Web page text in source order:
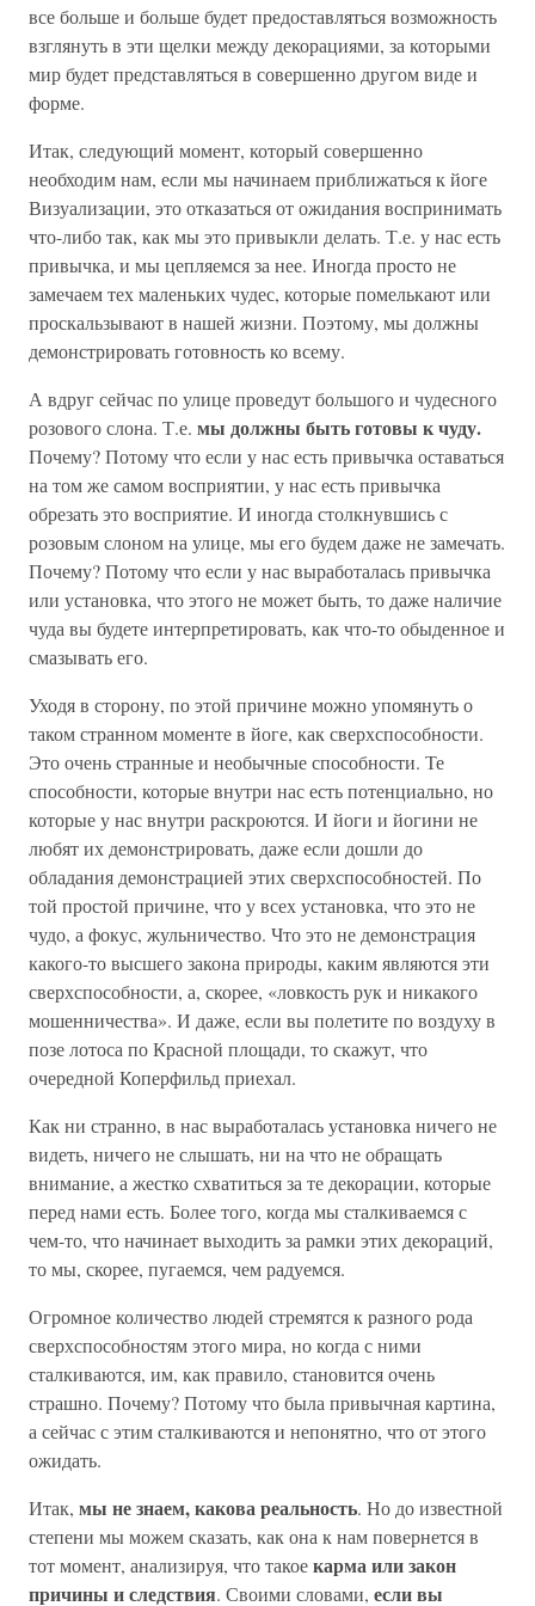
все больше и больше будет предоставляться возможность
взглянуть в эти щелки между декорациями, за которыми
мир будет представляться в совершенно другом виде и
форме.
Итак, следующий момент, который совершенно
необходим нам, если мы начинаем приближаться к йоге
Визуализации, это отказаться от ожидания воспринимать
что-либо так, как мы это привыкли делать. Т.е. у нас есть
привычка, и мы цепляемся за нее. Иногда просто не
замечаем тех маленьких чудес, которые помелькают или
проскальзывают в нашей жизни. Поэтому, мы должны
демонстрировать готовность ко всему.
А вдруг сейчас по улице проведут большого и чудесного
розового слона. Т.е. мы должны быть готовы к чуду.
Почему? Потому что если у нас есть привычка оставаться
на том же самом восприятии, у нас есть привычка
обрезать это восприятие. И иногда столкнувшись с
розовым слоном на улице, мы его будем даже не замечать.
Почему? Потому что если у нас выработалась привычка
или установка, что этого не может быть, то даже наличие
чуда вы будете интерпретировать, как что-то обыденное и
смазывать его.
Уходя в сторону, по этой причине можно упомянуть о
таком странном моменте в йоге, как сверхспособности.
Это очень странные и необычные способности. Те
способности, которые внутри нас есть потенциально, но
которые у нас внутри раскроются. И йоги и йогини не
любят их демонстрировать, даже если дошли до
обладания демонстрацией этих сверхспособностей. По
той простой причине, что у всех установка, что это не
чудо, а фокус, жульничество. Что это не демонстрация
какого-то высшего закона природы, каким являются эти
сверхспособности, а, скорее, «ловкость рук и никакого
мошенничества». И даже, если вы полетите по воздуху в
позе лотоса по Красной площади, то скажут, что
очередной Коперфильд приехал.
Как ни странно, в нас выработалась установка ничего не
видеть, ничего не слышать, ни на что не обращать
внимание, а жестко схватиться за те декорации, которые
перед нами есть. Более того, когда мы сталкиваемся с
чем-то, что начинает выходить за рамки этих декораций,
то мы, скорее, пугаемся, чем радуемся.
Огромное количество людей стремятся к разного рода
сверхспособностям этого мира, но когда с ними
сталкиваются, им, как правило, становится очень
страшно. Почему? Потому что была привычная картина,
а сейчас с этим сталкиваются и непонятно, что от этого
ожидать.
Итак, мы не знаем, какова реальность. Но до известной
степени мы можем сказать, как она к нам повернется в
тот момент, анализируя, что такоекарма или закон
причины и следствия. Своими словами, если вы